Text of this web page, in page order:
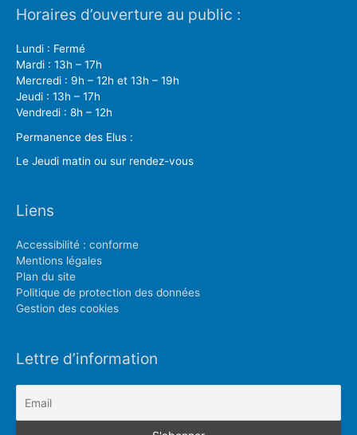
Horaires d’ouverture au public :
Lundi : Fermé
Mardi : 13h – 17h
Mercredi : 9h – 12h et 13h – 19h
Jeudi : 13h – 17h
Vendredi : 8h – 12h
Permanence des Elus :
Le Jeudi matin ou sur rendez-vous
Liens
Accessibilité : conforme
Mentions légales
Plan du site
Politique de protection des données
Gestion des cookies
Lettre d’information